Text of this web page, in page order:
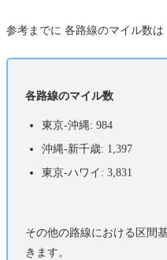
参考までに 各路線のマイル数は
各路線のマイル数
東京-沖縄: 984
沖縄-新千歳: 1,397
東京-ハワイ: 3,831
その他の路線における区間
きます。